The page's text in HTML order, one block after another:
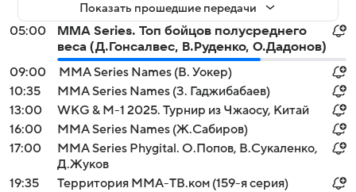
Показать прошедшие передачи
05:00
MMA Series. Топ бойцов полусреднего
веса (Д.Гонсалвес, В.Руденко, О.Дадонов)
09:00
MMA Series Names (В. Уокер)
10:35
MMA Series Names (З. Гаджибабаев)
13:00
WKG & M-1 2025. Турнир из Чжаосу, Китай
16:00
MMA Series Names (Ж.Сабиров)
17:00
MMA Series Phygital. О.Попов, В.Сукаленко,
Д.Жуков
19:35
Территория ММА-ТВ.ком (159-я серия)